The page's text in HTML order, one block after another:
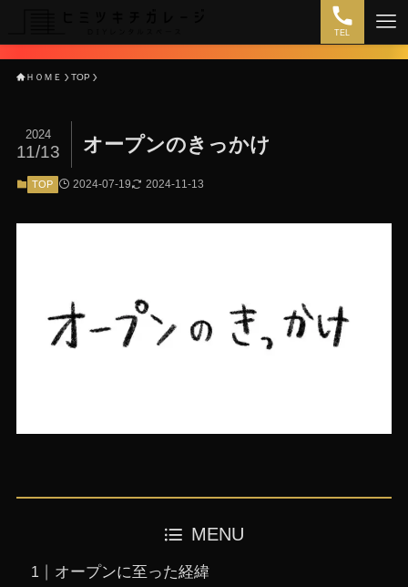
TEL
ＨＯＭＥ TOP
オープンのきっかけ
2024
11/13
TOP 2024-07-19 2024-11-13
MENU
オープンに至った経緯